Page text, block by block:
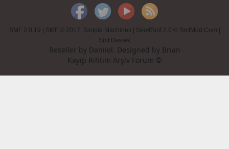
SMF 2.0.19 SMF © 2017, Simple Machines Seo4Smf 2.0 © SmfMod.Com
Smf Destek
Reseller by Daniiel. Designed by Brian
Kayıp Rıhtım Arşiv Forum ©